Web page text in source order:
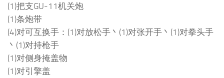
(1)把支GU-11机关炮
(1)条炮带
(4)对可互换手：(1)对放松手丶(1)对张开手丶(1)对拳头手
丶(1)对持枪手
(1)对侧身掩盖物
(1)对引擎盖